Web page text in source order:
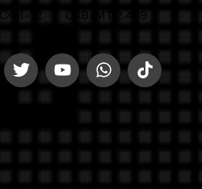
0001-52 | OAB/MT 2.469